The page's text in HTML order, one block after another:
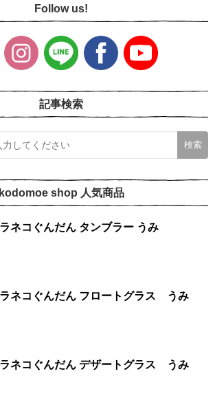
Follow us!
記事検索
kodomoe shop 人気商品
ノラネコぐんだん タンブラー うみ
ノラネコぐんだん フロートグラス うみ
ノラネコぐんだん デザートグラス うみ